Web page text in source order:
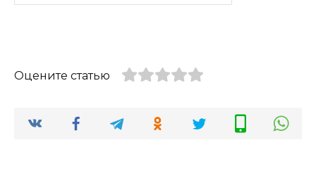
Оцените статью